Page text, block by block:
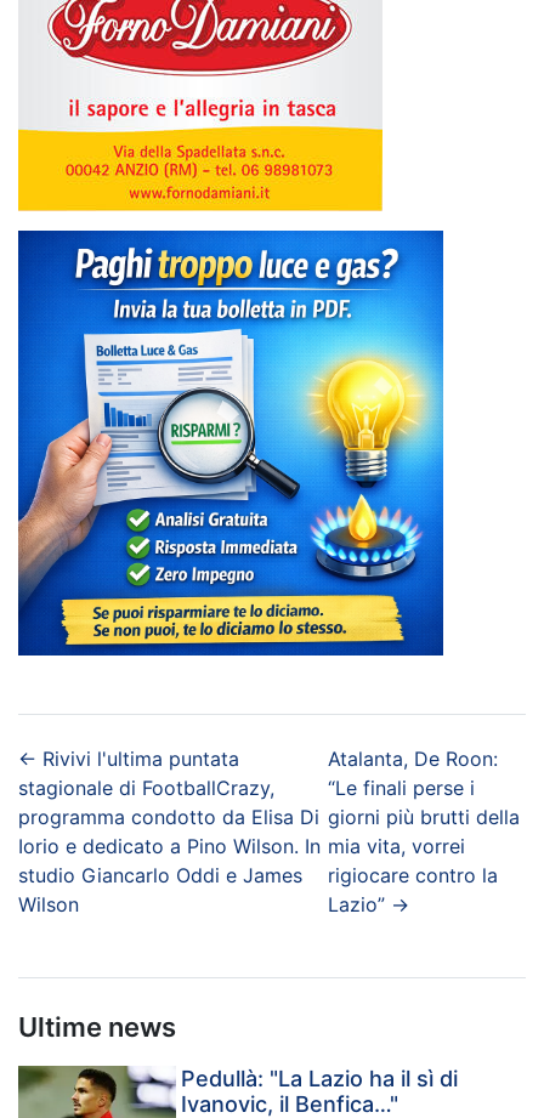
← Rivivi l'ultima puntata
stagionale di FootballCrazy,
programma condotto da Elisa Di
Iorio e dedicato a Pino Wilson. In
studio Giancarlo Oddi e James
Wilson
Atalanta, De Roon:
“Le finali perse i
giorni più brutti della
mia vita, vorrei
rigiocare contro la
Lazio” →
Ultime news
Pedullà: "La Lazio ha il sì di
Ivanovic, il Benfica…"